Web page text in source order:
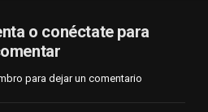
para miembros, por favor
O Registrar
o conéctate para
para dejar un comentario